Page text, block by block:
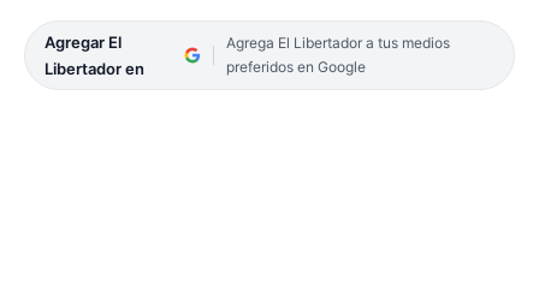
Agregar El
Libertador en
Agrega El Libertador a tus medios
preferidos en Google